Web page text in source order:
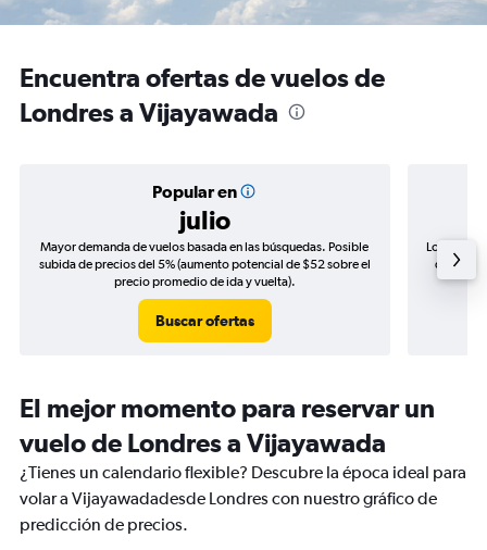
Encuentra ofertas de vuelos de
Londres a Vijayawada
Popular en
julio
Mayor demanda de vuelos basada en las búsquedas. Posible
subida de precios del 5% (aumento potencial de $52 sobre el
precio promedio de ida y vuelta).
Buscar ofertas
Los
de
El mejor momento para reservar un
vuelo de Londres a Vijayawada
¿Tienes un calendario flexible? Descubre la época ideal para
volar a Vijayawadadesde Londres con nuestro gráfico de
predicción de precios.